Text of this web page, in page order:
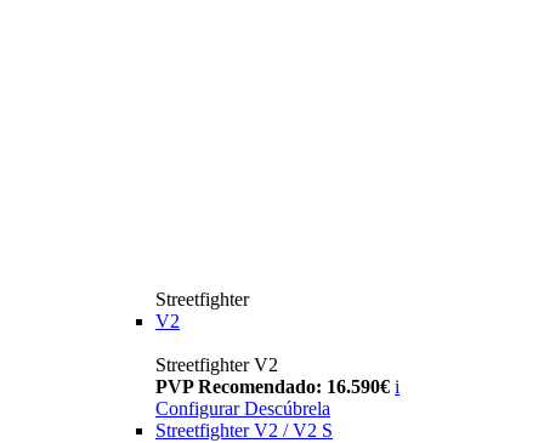
Streetfighter
V2
Streetfighter V2
PVP Recomendado: 16.590€ i
Configurar Descúbrela
Streetfighter V2 / V2 S